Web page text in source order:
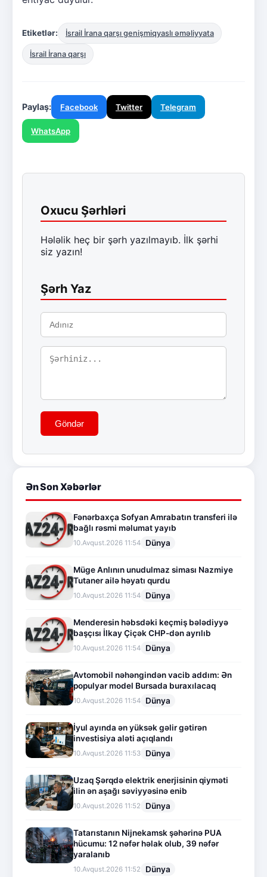
Etiketlər: İsrail İrana qarşı genişmiqyaslı əməliyyata
İsrail İrana qarşı
Paylaş: Facebook Twitter Telegram
WhatsApp
Oxucu Şərhləri
Hələlik heç bir şərh yazılmayıb. İlk şərhi
siz yazın!
Şərh Yaz
Göndər
Ən Son Xəbərlər
Fənərbaxça Sofyan Amrabatın transferi ilə
bağlı rəsmi məlumat yayıb
10.Avqust.2026 11:54 Dünya
Müge Anlının unudulmaz siması Nazmiye
Tutaner ailə həyatı qurdu
10.Avqust.2026 11:54 Dünya
Menderesin həbsdəki keçmiş bələdiyyə
başçısı İlkay Çiçək CHP-dən ayrılıb
10.Avqust.2026 11:54 Dünya
Avtomobil nəhəngindən vacib addım: Ən
populyar model Bursada buraxılacaq
10.Avqust.2026 11:54 Dünya
İyul ayında ən yüksək gəlir gətirən
investisiya aləti açıqlandı
10.Avqust.2026 11:53 Dünya
Uzaq Şərqdə elektrik enerjisinin qiyməti
ilin ən aşağı səviyyəsinə enib
10.Avqust.2026 11:52 Dünya
Tatarıstanın Nijnekamsk şəhərinə PUA
hücumu: 12 nəfər həlak olub, 39 nəfər
yaralanıb
10.Avqust.2026 11:52 Dünya